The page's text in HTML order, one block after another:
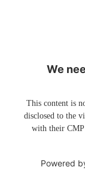
We
This content is
disclosed to the
with their CMP
Powered